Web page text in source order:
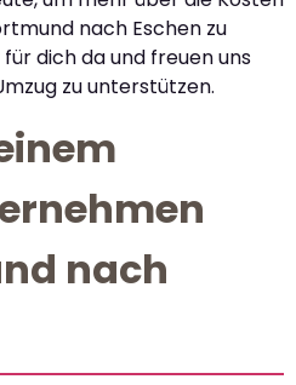
nach Eschen zu
dich da und freuen uns
zu unterstützen.
nach